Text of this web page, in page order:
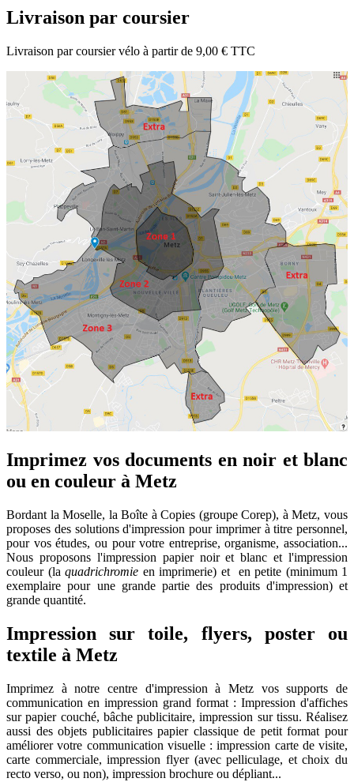
Livraison par coursier
Livraison par coursier vélo à partir de 9,00 € TTC
Imprimez vos documents en noir et blanc
ou en couleur à Metz
Bordant la Moselle, la Boîte à Copies (groupe Corep), à Metz, vous
proposes des solutions d'impression pour imprimer à titre personnel,
pour vos études, ou pour votre entreprise, organisme, association...
Nous proposons l'impression papier noir et blanc et l'impression
couleur (la quadrichromie en imprimerie) et en petite (minimum 1
exemplaire pour une grande partie des produits d'impression) et
grande quantité.
Impression sur toile, flyers, poster ou
textile à Metz
Imprimez à notre centre d'impression à Metz vos supports de
communication en impression grand format : Impression d'affiches
sur papier couché, bâche publicitaire, impression sur tissu. Réalisez
aussi des objets publicitaires papier classique de petit format pour
améliorer votre communication visuelle : impression carte de visite,
carte commerciale, impression flyer (avec pelliculage, et choix du
recto verso, ou non), impression brochure ou dépliant...